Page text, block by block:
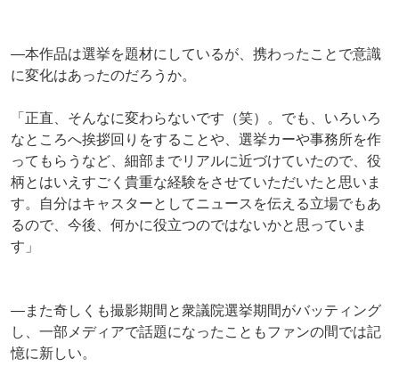
―本作品は選挙を題材にしているが、携わったことで意識
に変化はあったのだろうか。
「正直、そんなに変わらないです（笑）。でも、いろいろ
なところへ挨拶回りをすることや、選挙カーや事務所を作
ってもらうなど、細部までリアルに近づけていたので、役
柄とはいえすごく貴重な経験をさせていただいたと思いま
す。自分はキャスターとしてニュースを伝える立場でもあ
るので、今後、何かに役立つのではないかと思っていま
す」
―また奇しくも撮影期間と衆議院選挙期間がバッティング
し、一部メディアで話題になったこともファンの間では記
憶に新しい。